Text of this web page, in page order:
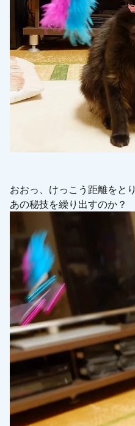
おおっ、けっこう距離をと
あの秘技を繰り出すのか？